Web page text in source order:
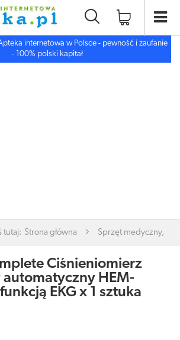
Apteka internetowa w Polsce - pewność i zaufanie
- 100% polski kapitał
tutaj: Strona główna Sprzęt medyczny,
Ciśnieniomierz
HEM-
EKG x 1 sztuka